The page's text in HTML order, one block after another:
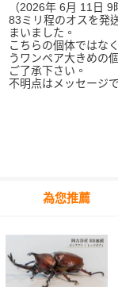
（2026年 6月 11日 9
83ミリ程のオスを発
まいました。
こちらの個体ではな
うワンペア大きめの
ご了承下さい。
不明点はメッセージ
為您推薦